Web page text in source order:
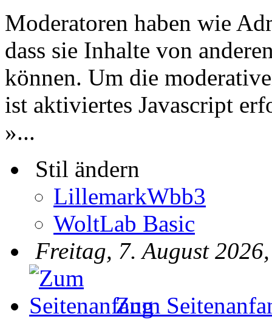
Moderatoren haben wie
dass sie Inhalte von
können. Um die
ist aktiviertes Javascript
»...
Stil ändern
LillemarkWbb3
WoltLab Basic
Freitag, 7. August
Zum